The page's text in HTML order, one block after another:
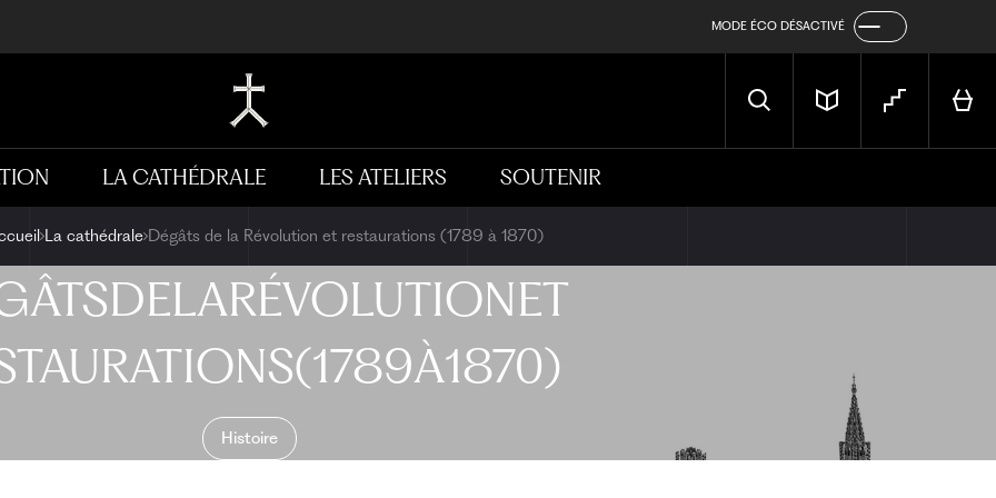
MODE ÉCO DÉSACTIVÉ
LA CATHÉDRALE LES ATELIERS SOUTENIR
La cathédrale Dégâts de la Révolution et restaurations (1789 à 1870)
DELARÉVOLUTIONET
(1789À1870)
Histoire